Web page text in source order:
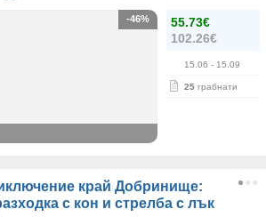
55.73€
102.26€
15.06 - 15.09
25 грабнати
-46%
край Добринище:
с кон и стрелба с лък